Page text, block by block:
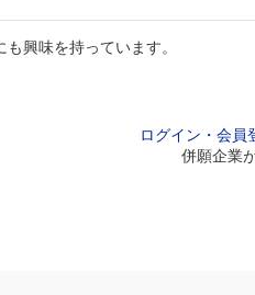
興味を持っています。
ログイン・会員
併願企業